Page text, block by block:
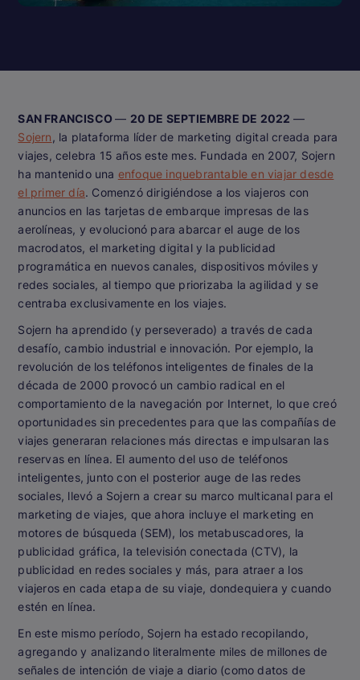
SAN FRANCISCO— 20 DE SEPTIEMBRE DE 2022 —
Sojern , la plataforma líder de marketing digital creada para
viajes, celebra 15 años este mes. Fundada en 2007, Sojern
ha mantenido una enfoque inquebrantable en viajar desde
el primer día. Comenzó dirigiéndose a los viajeros con
anuncios en las tarjetas de embarque impresas de las
aerolíneas, y evolucionó para abarcar el auge de los
macrodatos, el marketing digital y la publicidad
programática en nuevos canales, dispositivos móviles y
redes sociales, al tiempo que priorizaba la agilidad y se
centraba exclusivamente en los viajes.
Sojern ha aprendido (y perseverado) a través de cada
desafío, cambio industrial e innovación. Por ejemplo, la
revolución de los teléfonos inteligentes de finales de la
década de 2000 provocó un cambio radical en el
comportamiento de la navegación por Internet, lo que creó
oportunidades sin precedentes para que las compañías de
viajes generaran relaciones más directas e impulsaran las
reservas en línea. El aumento del uso de teléfonos
inteligentes, junto con el posterior auge de las redes
sociales, llevó a Sojern a crear su marco multicanal para el
marketing de viajes, que ahora incluye el marketing en
motores de búsqueda (SEM), los metabuscadores, la
publicidad gráfica, la televisión conectada (CTV), la
publicidad en redes sociales y más, para atraer a los
viajeros en cada etapa de su viaje, dondequiera y cuando
estén en línea.
En este mismo período, Sojern ha estado recopilando,
agregando y analizando literalmente miles de millones de
señales de intención de viaje a diario (como datos de